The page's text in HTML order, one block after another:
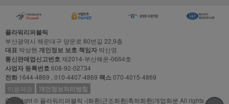
플라워리퍼블릭
부산광역시 해운대구 양운로 80번길 22,9층
대표 박상현 개인정보 보호 책임자 박신영
통신판매업신고번호제2014-부산해운-0664호
사업자 등록번호608-92-02734
전화 1644-4869 , 010-4407-4869 팩스070-4015-4869
이용약관
개인정보처리방침
Copyright © 플라워리퍼블릭 -|화환|근조화환|축하화환|개업화분 All rights